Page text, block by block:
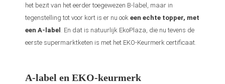
het bezit van het eerder toegewezen B-label, maar in
tegenstelling tot voor kort is er nu ook een echte topper, met
een A-label . En dat is natuurlijk EkoPlaza, die nu tevens de
eerste supermarktketen is met het EKO-Keurmerk certificaat.
A-label en EKO-keurmerk